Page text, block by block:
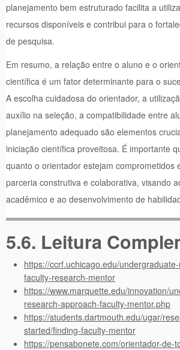
planejamento bem estruturado facilita a
recursos disponíveis e contribui para o
de pesquisa.
Em resumo, a relação entre o aluno e o
científica é um fator determinante para o
A escolha cuidadosa do orientador, a
auxílio na seleção, a compatibilidade entre
planejamento adequado são elementos
iniciação científica proveitosa. É importante
quanto o orientador estejam comprometidos
parceria construtiva e colaborativa, visando
acadêmico e ao desenvolvimento de
5.6. Leitura
https://ccrf.uchicago.edu/
faculty-research-mentor
https://www.marquette.edu/innovation/
research-approach-faculty-mentor.php
https://students.dartmouth.edu/ugar/
started/finding-faculty-mentor
https://pensabonete.com/orientador-de-